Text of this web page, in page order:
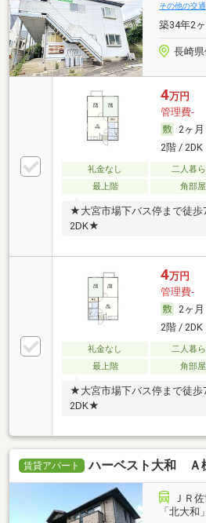
その他の交通
築34年2
長崎
4万円
管理費-
2ヶ月
2階 / 2DK
礼金なし 二人暮
最上階
角部屋
★大宮市場下バス停まで徒歩
2DK★
4万円
管理費-
2ヶ月
2階 / 2DK
礼金なし 二人暮
最上階
角部屋
★大宮市場下バス停まで徒歩
2DK★
賃貸アパート ハーベスト大和 Ａ
ＪＲ
「北大和